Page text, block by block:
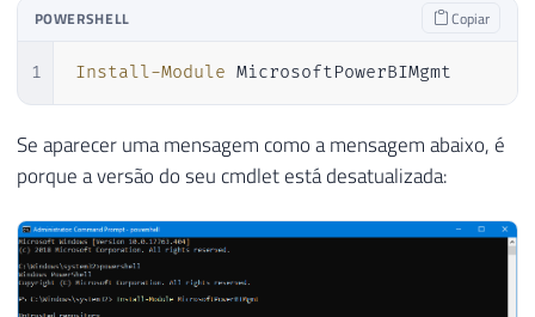
POWERSHELL Copiar
1 Install-Module MicrosoftPowerBIMgmt
Se aparecer uma mensagem como a mensagem abaixo, é
porque a versão do seu cmdlet está desatualizada: